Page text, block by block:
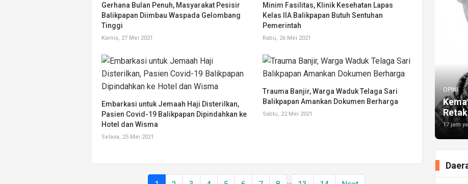
Gerhana Bulan Penuh, Masyarakat Pesisir
Balikpapan Diimbau Waspada Gelombang
Tinggi
Kamis, 27 Mei 2021
Minim Fasilitas, Klinik Kesehatan Lapas
Kelas IIA Balikpapan Butuh Sentuhan
Pemerintah
Rabu, 26 Mei 2021
Embarkasi untuk Jemaah Haji Disterilkan,
Pasien Covid-19 Balikpapan Dipindahkan ke
Hotel dan Wisma
Selasa, 25 Mei 2021
Trauma Banjir, Warga Waduk Telaga Sari
Balikpapan Amankan Dokumen Berharga
Sabtu, 22 Mei 2021
...
OPINI
17 jam